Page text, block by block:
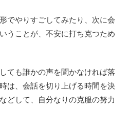
でやりすごしてみたり、次に会
うことが、不安に打ち克つため
ても誰かの声を聞かなければ落
は、会話を切り上げる時間を決
どして、自分なりの克服の努力